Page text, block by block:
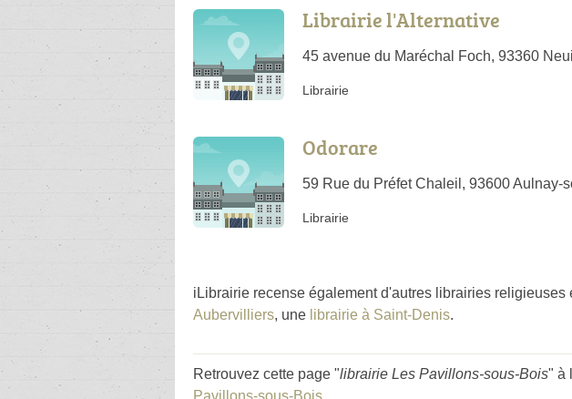
Librairie l'Alternative
45 avenue du Maréchal Foch, 93360
Librairie
Odorare
59 Rue du Préfet Chaleil, 93600 Aulnay-
Librairie
iLibrairie recense également d'autres librairies
Aubervilliers, une librairie à Saint-Denis.
Retrouvez cette page "librairie Les Pavillons-sous-Bois" à
Pavillons-sous-Bois